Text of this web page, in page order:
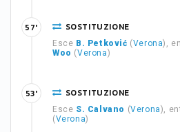
SOSTITUZIONE
Esce B. Petković (Verona),
Woo (Verona)
57'
SOSTITUZIONE
Esce S. Calvano (Verona),
(Verona)
53'